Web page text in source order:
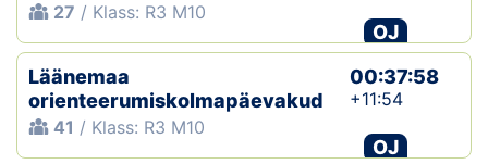
27 / Klass: R3 M10
OJ
Läänemaa
orienteerumiskolmapäevakud
41 / Klass: R3 M10
00:37:58
+11:54
OJ